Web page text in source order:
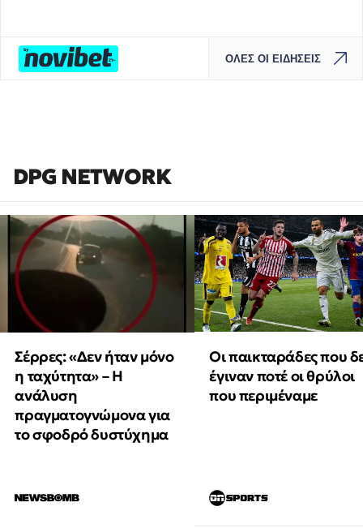
ΟΛΕΣ ΟΙ ΕΙΔΗΣΕΙΣ
DPG NETWORK
Σέρρες: «Δεν ήταν μόνο
η ταχύτητα» – Η
ανάλυση
πραγματογνώμονα για
το σφοδρό δυστύχημα
Οι παικταράδες που
έγιναν ποτέ οι θρύλοι
που περιμέναμε